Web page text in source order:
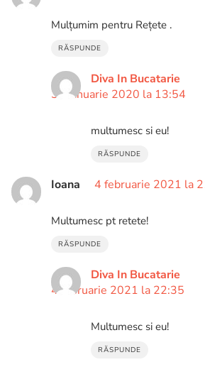
Mulțumim pentru Rețete .
RĂSPUNDE
Diva In Bucatarie
31 ianuarie 2020 la 13:54
multumesc si eu!
RĂSPUNDE
Ioana 4 februarie 2021 la
Multumesc pt retete!
RĂSPUNDE
Diva In Bucatarie
4 februarie 2021 la 22:35
Multumesc si eu!
RĂSPUNDE